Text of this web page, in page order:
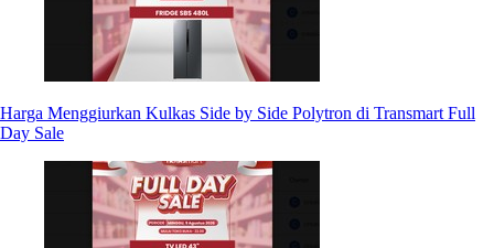
Harga Menggiurkan Kulkas Side by Side Polytron di Transmart Full
Day Sale